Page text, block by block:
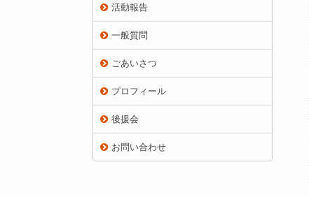
活動報告
一般質問
ごあいさつ
プロフィール
後援会
お問い合わせ